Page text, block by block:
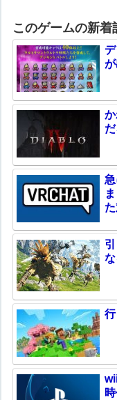
このゲームの新着
が
な